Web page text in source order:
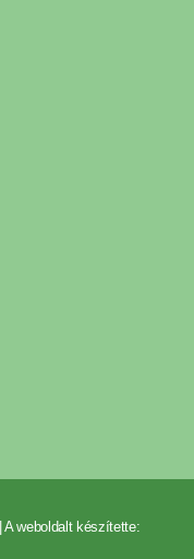
weboldalt készítette: